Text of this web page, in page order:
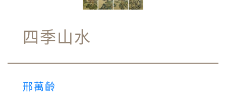
四季山水
邢萬齡